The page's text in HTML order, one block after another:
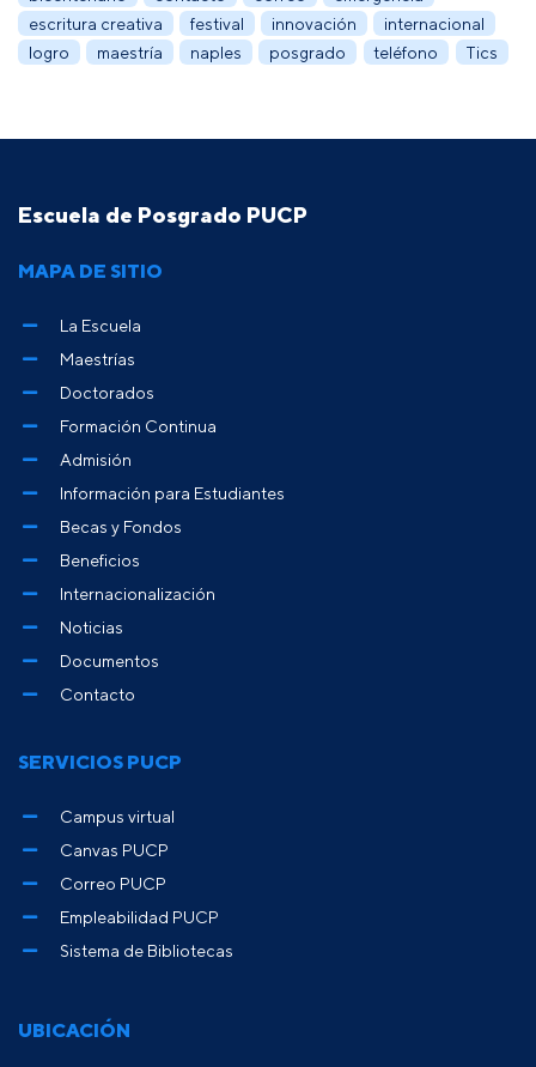
escritura creativa
festival innovación
internacional
logro
maestría naples posgrado teléfono Tics
Escuela de Posgrado PUCP
UBICACIÓN
MAPA DE SITIO
La Escuela
Maestrías
Doctorados
Formación Continua
Admisión
Información para Estudiantes
Becas y Fondos
Beneficios
Internacionalización
Noticias
Documentos
Contacto
SERVICIOS PUCP
Campus virtual
Canvas PUCP
Correo PUCP
Empleabilidad PUCP
Sistema de Bibliotecas